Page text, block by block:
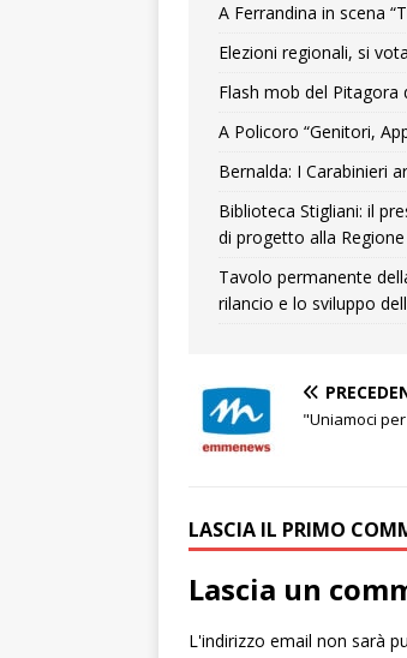
A Ferrandina in scena
Elezioni regionali, si
Flash mob del
A Policoro “Genitori,
Bernalda: I Carabinieri
Biblioteca Stigliani: il
di progetto alla
Tavolo permanente
rilancio e lo sviluppo
"Uniamoci
LASCIA IL PRIMO
Lascia un
L'indirizzo email non sarà